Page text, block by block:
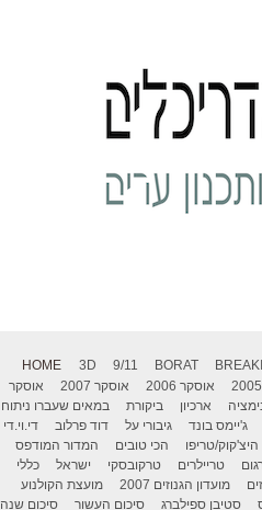
HOME 3D 9/11 BORAT
אוסקר 2006 אוסקר 2007
אוסקר
ארכיון ביקורת
במאים שעברו ניתוח
ג'יימס בונד גיבורי על דוד פרלוב
די.וי.די
היצ'קוק/טריפו הכי טובים
המדור המודפס
טריילרים טרקובסקי ישראל
כללי
מועדון הגנוזים 2007
מועצת הקולנוע
סטיבן ספילברג סיכום העשור סיכום שנה